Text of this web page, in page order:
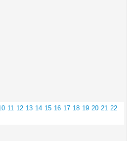
11 12 13 14 15 16 17 18 19 20 21 22